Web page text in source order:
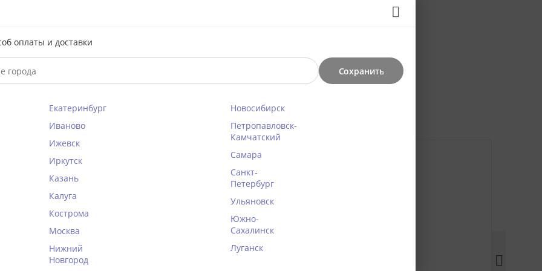

оплаты и доставки
Сохранить
Екатеринбург
Иваново
Ижевск
Иркутск
Казань
Калуга
Кострома
Москва
Нижний
Новгород
Новосибирск
Петропавловск-
Камчатский
Самара
Санкт-
Петербург
Ульяновск
Южно-
Сахалинск
Луганск